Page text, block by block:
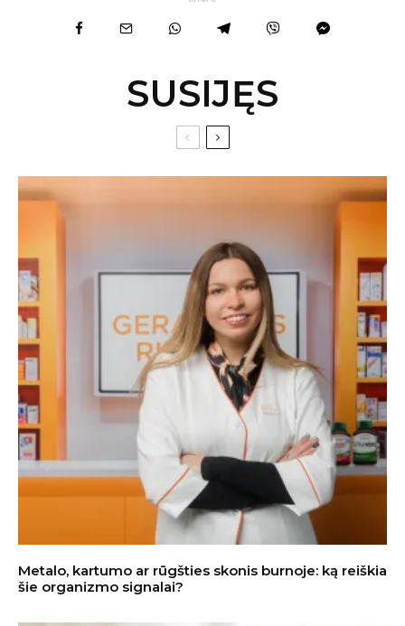
SUSIJĘS
Metalo, kartumo ar rūgšties skonis burnoje: ką reiškia
šie organizmo signalai?